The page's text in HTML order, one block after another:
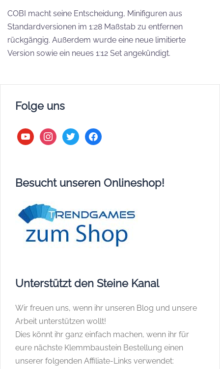
COBI macht seine Entscheidung, Minifiguren aus
Standardversionen im 1:28 Maßstab zu entfernen
rückgängig. Außerdem wurde eine neue limitierte
Version sowie ein neues 1:12 Set angekündigt.
Folge uns
youtubeinstagram
twitter facebook
Besucht unseren Onlineshop!
Unterstützt den Steine Kanal
Wir freuen uns, wenn ihr unseren Blog und unsere
Arbeit unterstützen wollt!
Dies könnt ihr ganz einfach machen, wenn ihr für
eure nächste Klemmbaustein Bestellung einen
unserer folgenden Affiliate-Links verwendet: